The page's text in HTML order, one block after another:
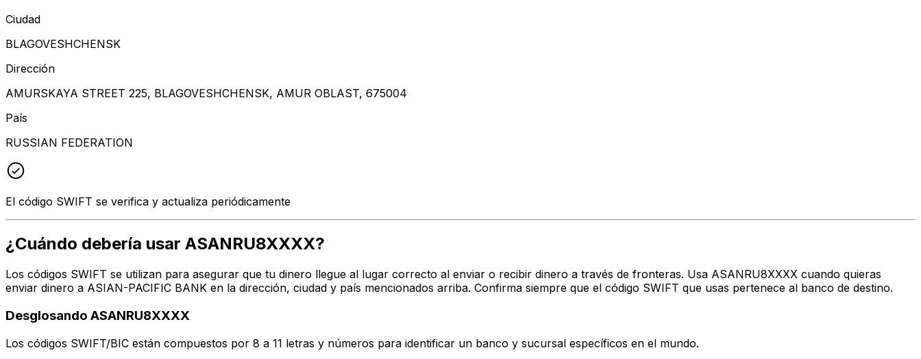
Ciudad
BLAGOVESHCHENSK
Dirección
AMURSKAYA STREET 225, BLAGOVESHCHENSK, AMUR OBLAST, 675004
País
RUSSIAN FEDERATION
El código SWIFT se verifica y actualiza periódicamente
¿Cuándo debería usar ASANRU8XXXX?
Los códigos SWIFT se utilizan para asegurar que tu dinero llegue al lugar correcto al enviar o recibir dinero a través de fronteras. Usa ASANRU8XXXX cuando quieras
enviar dinero a ASIAN-PACIFIC BANK en la dirección, ciudad y país mencionados arriba. Confirma siempre que el código SWIFT que usas pertenece al banco de destino.
Desglosando ASANRU8XXXX
Los códigos SWIFT/BIC están compuestos por 8 a 11 letras y números para identificar un banco y sucursal específicos en el mundo.